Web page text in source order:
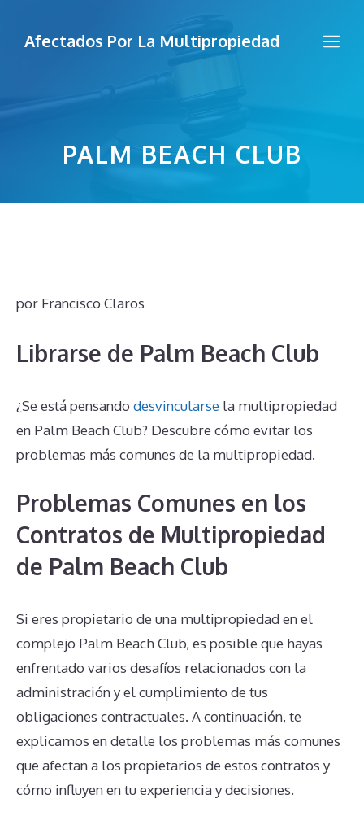
Afectados Por La Multipropiedad
PALM BEACH CLUB
por Francisco Claros
Librarse de Palm Beach Club
¿Se está pensando desvincularse la multipropiedad
en Palm Beach Club? Descubre cómo evitar los
problemas más comunes de la multipropiedad.
Problemas Comunes en los
Contratos de Multipropiedad
de Palm Beach Club
Si eres propietario de una multipropiedad en el
complejo Palm Beach Club, es posible que hayas
enfrentado varios desafíos relacionados con la
administración y el cumplimiento de tus
obligaciones contractuales. A continuación, te
explicamos en detalle los problemas más comunes
que afectan a los propietarios de estos contratos y
cómo influyen en tu experiencia y decisiones.